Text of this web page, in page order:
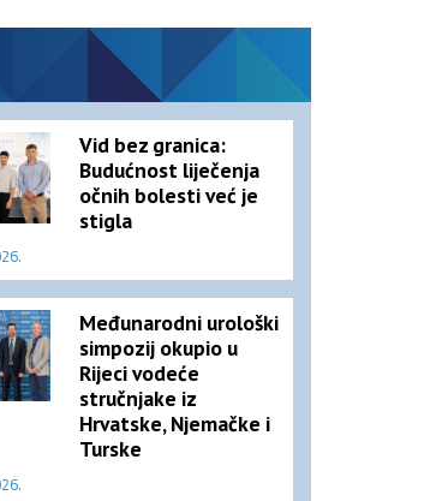
Vid bez granica:
Budućnost liječenja
očnih bolesti već je
stigla
Međunarodni urološki
simpozij okupio u
Rijeci vodeće
stručnjake iz
Hrvatske, Njemačke i
Turske